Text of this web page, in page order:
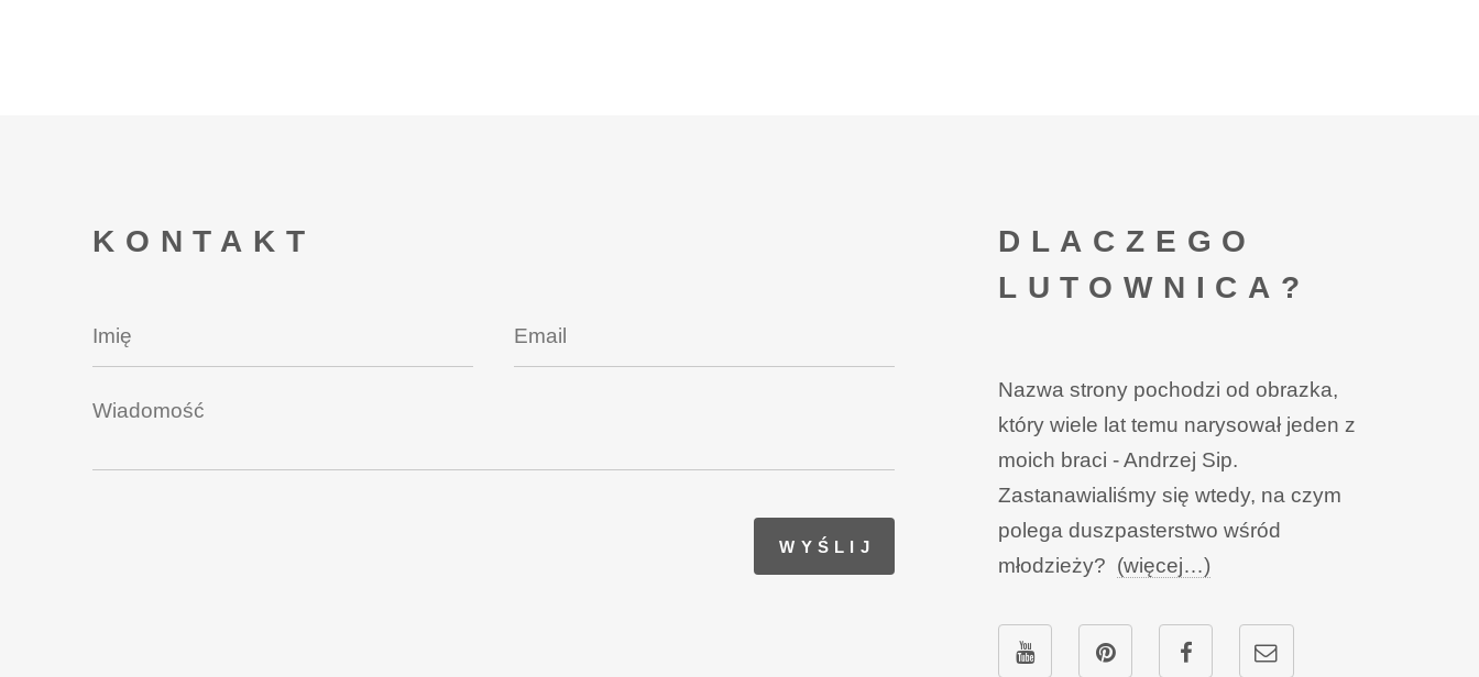
KONTAKT
DLACZEGO
LUTOWNICA?
Nazwa strony pochodzi od obrazka,
który wiele lat temu narysował jeden z
moich braci - Andrzej Sip.
Zastanawialiśmy się wtedy, na czym
polega duszpasterstwo wśród
młodzieży? (więcej…)